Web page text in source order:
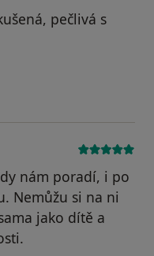
pečlivá s
nám poradí, i po
Nemůžu si na ni
jako dítě a